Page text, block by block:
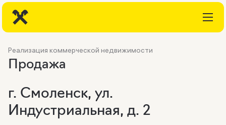
Реализация коммерческой недвижимости
Продажа
г. Смоленск, ул.
Индустриальная, д. 2